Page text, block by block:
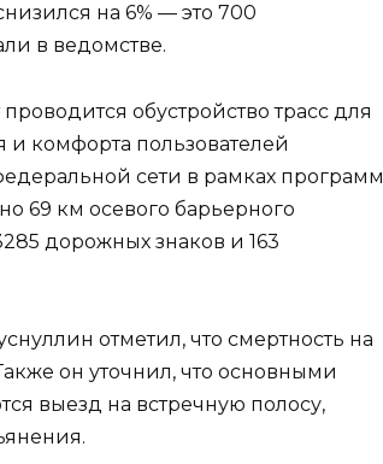
на 6% — это 700
в ведомстве.
обустройство трасс для
комфорта пользователей
сети в рамках программ
69 км осевого барьерного
дорожных знаков и 163
отметил, что смертность на
он уточнил, что основными
выезд на встречную полосу,